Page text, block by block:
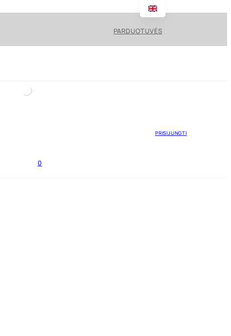
PARDUOTUVĖS
PRISIJUNGTI
0